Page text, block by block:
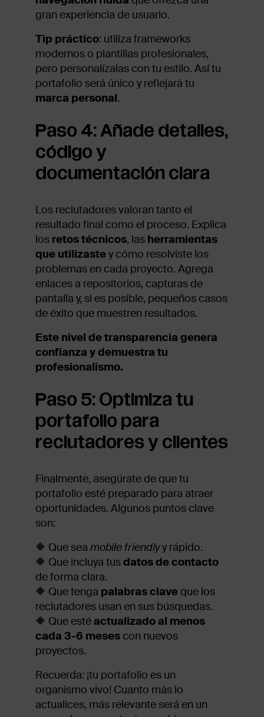
gran experiencia de usuario.
Tip práctico: utiliza frameworks
modernos o plantillas profesionales,
pero personalízalas con tu estilo. Así tu
portafolio será único y reflejará tu
marca personal.
Paso 4: Añade detalles,
código y
documentación clara
Los reclutadores valoran tanto el
resultado final como el proceso. Explica
los retos técnicos, las herramientas
que utilizastey cómo resolviste los
problemas en cada proyecto. Agrega
enlaces a repositorios, capturas de
pantalla y, si es posible, pequeños casos
de éxito que muestren resultados.
Este nivel de transparencia genera
confianza y demuestra tu
profesionalismo.
Paso 5: Optimiza tu
portafolio para
reclutadores y clientes
Finalmente, asegúrate de que tu
portafolio esté preparado para atraer
oportunidades. Algunos puntos clave
son:
🔶 Que sea mobile friendlyy rápido.
🔶 Que incluya tusdatos de contacto
de forma clara.
🔶 Que tenga palabras claveque los
reclutadores usan en sus búsquedas.
🔶 Que estéactualizado al menos
cada 3-6 mesescon nuevos
proyectos.
Recuerda: ¡tu portafolio es un
organismo vivo! Cuanto más lo
actualices, más relevante será en un